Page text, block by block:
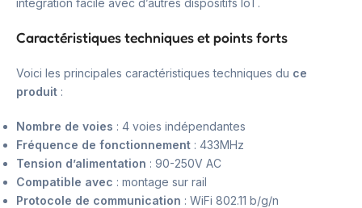
intégration facile avec d’autres dispositifs IoT.
Caractéristiques techniques et points forts
Voici les principales caractéristiques techniques du ce
produit :
Nombre de voies : 4 voies indépendantes
Fréquence de fonctionnement : 433MHz
Tension d’alimentation : 90-250V AC
Compatible avec : montage sur rail
Protocole de communication : WiFi 802.11 b/g/n